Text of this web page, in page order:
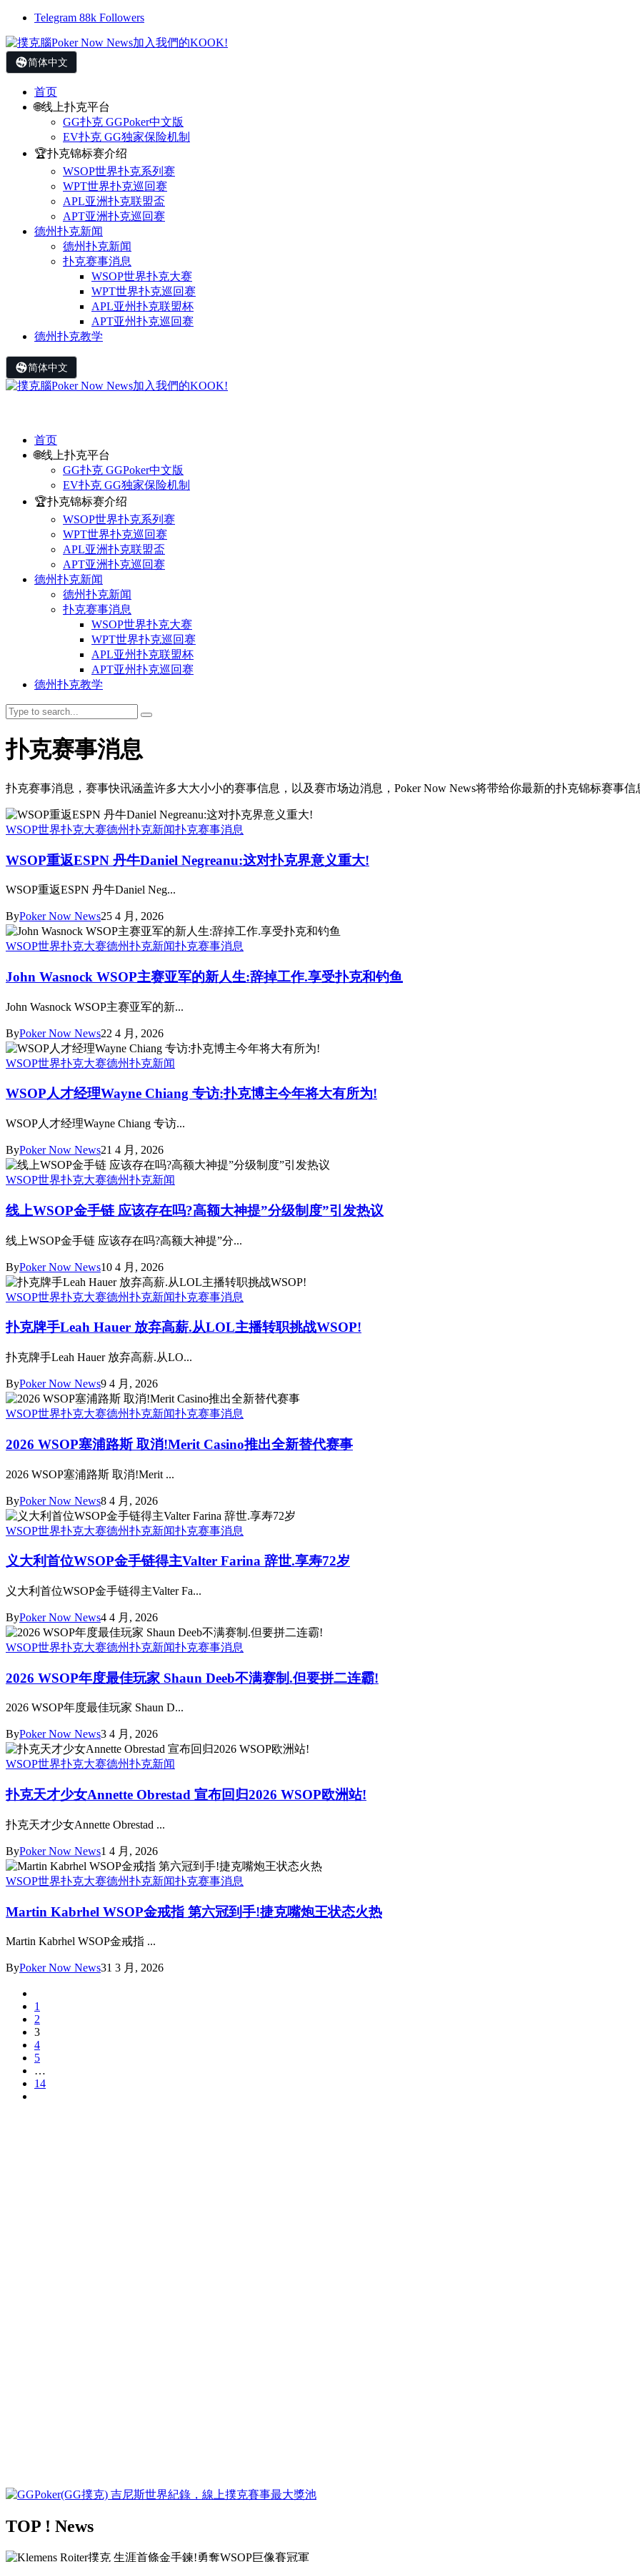
Telegram 88k Followers
简体中文
首页
🌐线上扑克平台
GG扑克 GGPoker中文版
EV扑克 GG独家保险机制
🏆扑克锦标赛介绍
WSOP世界扑克系列赛
WPT世界扑克巡回赛
APL亚洲扑克联盟盃
APT亚洲扑克巡回赛
德州扑克新闻
德州扑克新闻
扑克赛事消息
WSOP世界扑克大赛
WPT世界扑克巡回赛
APL亚州扑克联盟杯
APT亚州扑克巡回赛
德州扑克教学
简体中文
首页
🌐线上扑克平台
GG扑克 GGPoker中文版
EV扑克 GG独家保险机制
🏆扑克锦标赛介绍
WSOP世界扑克系列赛
WPT世界扑克巡回赛
APL亚洲扑克联盟盃
APT亚洲扑克巡回赛
德州扑克新闻
德州扑克新闻
扑克赛事消息
WSOP世界扑克大赛
WPT世界扑克巡回赛
APL亚州扑克联盟杯
APT亚州扑克巡回赛
德州扑克教学
扑克赛事消息
扑克赛事消息，赛事快讯涵盖许多大大小小的赛事信息，以及赛市场边消息，Poker Now News将带给你最新的扑克锦标赛事信
WSOP世界扑克大赛德州扑克新闻扑克赛事消息
WSOP重返ESPN 丹牛Daniel Negreanu:这对扑克界意义重大!
WSOP重返ESPN 丹牛Daniel Neg...
ByPoker Now News25 4 月, 2026
WSOP世界扑克大赛德州扑克新闻扑克赛事消息
John Wasnock WSOP主赛亚军的新人生:辞掉工作.享受扑克和钓鱼
John Wasnock WSOP主赛亚军的新...
ByPoker Now News22 4 月, 2026
WSOP世界扑克大赛德州扑克新闻
WSOP人才经理Wayne Chiang 专访:扑克博主今年将大有所为!
WSOP人才经理Wayne Chiang 专访...
ByPoker Now News21 4 月, 2026
WSOP世界扑克大赛德州扑克新闻
线上WSOP金手链 应该存在吗?高额大神提”分级制度”引发热议
线上WSOP金手链 应该存在吗?高额大神提”分...
ByPoker Now News10 4 月, 2026
WSOP世界扑克大赛德州扑克新闻扑克赛事消息
扑克牌手Leah Hauer 放弃高薪.从LOL主播转职挑战WSOP!
扑克牌手Leah Hauer 放弃高薪.从LO...
ByPoker Now News9 4 月, 2026
WSOP世界扑克大赛德州扑克新闻扑克赛事消息
2026 WSOP塞浦路斯 取消!Merit Casino推出全新替代赛事
2026 WSOP塞浦路斯 取消!Merit ...
ByPoker Now News8 4 月, 2026
WSOP世界扑克大赛德州扑克新闻扑克赛事消息
义大利首位WSOP金手链得主Valter Farina 辞世.享寿72岁
义大利首位WSOP金手链得主Valter Fa...
ByPoker Now News4 4 月, 2026
WSOP世界扑克大赛德州扑克新闻扑克赛事消息
2026 WSOP年度最佳玩家 Shaun Deeb不满赛制.但要拼二连霸!
2026 WSOP年度最佳玩家 Shaun D...
ByPoker Now News3 4 月, 2026
WSOP世界扑克大赛德州扑克新闻
扑克天才少女Annette Obrestad 宣布回归2026 WSOP欧洲站!
扑克天才少女Annette Obrestad ...
ByPoker Now News1 4 月, 2026
WSOP世界扑克大赛德州扑克新闻扑克赛事消息
Martin Kabrhel WSOP金戒指 第六冠到手!捷克嘴炮王状态火热
Martin Kabrhel WSOP金戒指 ...
ByPoker Now News31 3 月, 2026
1
2
3
4
5
…
14
TOP ! News